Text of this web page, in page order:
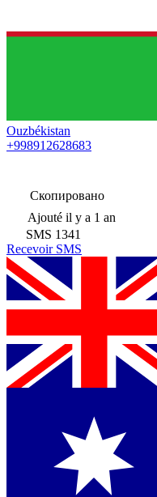
Ouzbékistan
+998912628683
Скопировано
Ajouté il y a 1 an
SMS 1341
Recevoir SMS